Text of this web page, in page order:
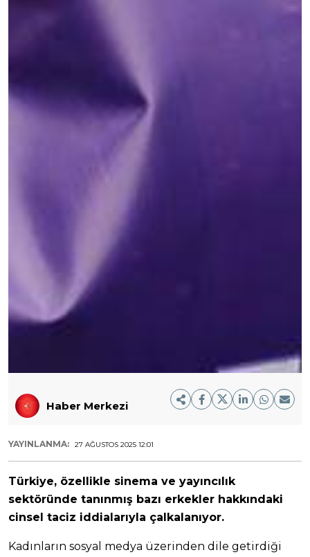
Haber Merkezi
YAYINLANMA: 27 AĞUSTOS 2025 12:01
Türkiye, özellikle sinema ve yayıncılık
sektöründe tanınmış bazı erkekler hakkındaki
cinsel taciz iddialarıyla çalkalanıyor.
Kadınların sosyal medya üzerinden dile getirdiği